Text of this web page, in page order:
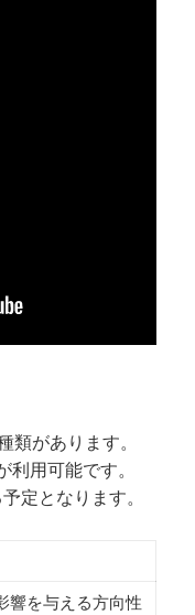
があります。
用可能です。
定となります。
響を与える方向性